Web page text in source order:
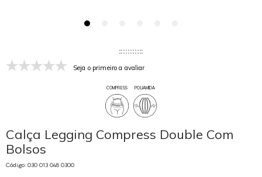
Seja o primeiro a avaliar
COMPRESS POLIAMIDA
Calça Legging Compress Double Com
Bolsos
Código: 030 013 048 0300